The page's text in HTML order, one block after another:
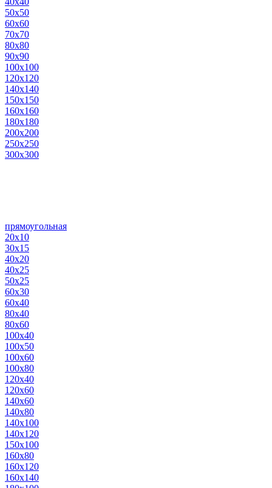
50х50
60х60
70х70
80х80
90х90
100х100
120х120
140х140
150х150
160х160
180х180
200х200
250х250
300х300
прямоугольная
20х10
30х15
40х20
40х25
50х25
60х30
60х40
80х40
80х60
100х40
100х50
100х60
100х80
120х40
120х60
140х60
140х80
140х100
140х120
150х100
160х80
160х120
160х140